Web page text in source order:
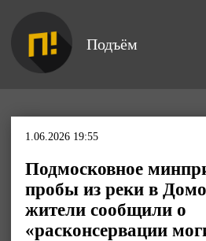
Подъём
1.06.2026 19:55
Подмосковное
пробы из реки в
жители сообщили о
«расконсервации